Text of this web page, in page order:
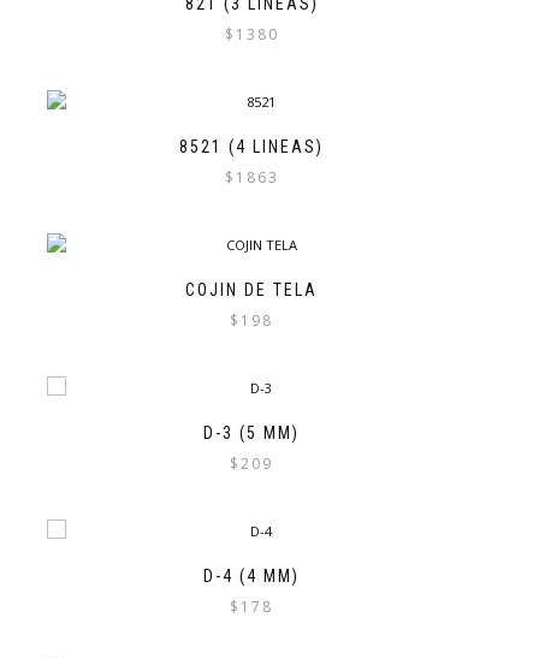
$ 1380
8521 (4 LINEAS)
$ 1863
COJIN DE TELA
$ 198
D-3 (5 MM)
$209
D-4 (4 MM)
$ 178